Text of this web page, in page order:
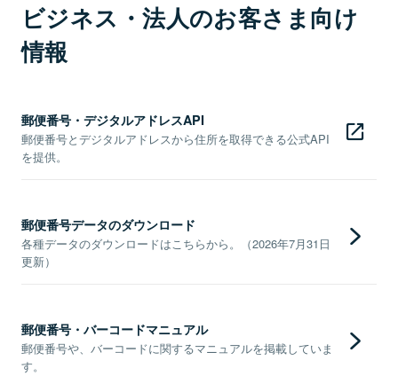
ビジネス・法人のお客さま向け
情報
郵便番号・デジタルアドレスAPI
郵便番号とデジタルアドレスから住所を取得できる公式API
を提供。
郵便番号データのダウンロード
各種データのダウンロードはこちらから。（2026年7月31日
更新）
郵便番号・バーコードマニュアル
郵便番号や、バーコードに関するマニュアルを掲載していま
す。